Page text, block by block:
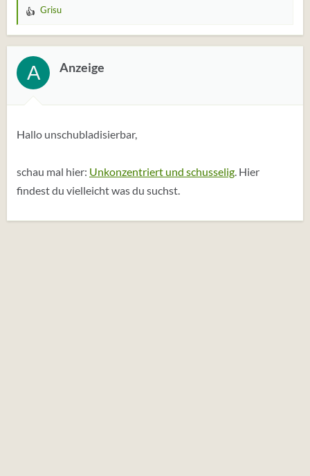
W
r
t
u
n
n
Grisu
A Anzeige
Hallo unschubladisierbar,
schau mal hier: Unkonzentriert und schusselig. Hier
findest du vielleicht was du suchst.